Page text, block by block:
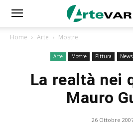
Home Arte Mostre
Arte Mostre Pittura News
La realtà nei
Mauro
26 Ottobre